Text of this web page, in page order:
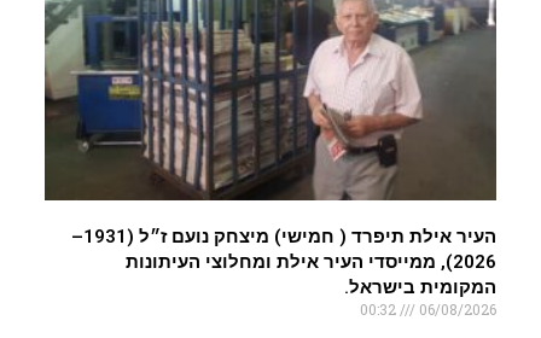
העיר אילת תיפרד ( חמישי) מיצחק נועם ז״ל (1931–
2026), ממייסדי העיר אילת ומחלוצי העיתונות
המקומית בישראל.
06/08/2026
00:32